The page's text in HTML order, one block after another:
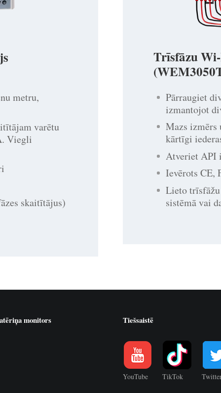
metru,
varētu
Viegli
skaitītājus)
Trīsfāzu
Pārraugiet
izmantojot
Mazs izmērs
kārtīgi
Atveriet API
Ievērots CE,
Lieto
sistēmā vai
monitors Tiešsaistē
YouTube TikTok